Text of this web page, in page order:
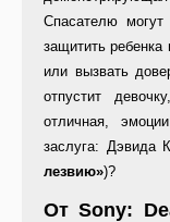
Спасателю
защитить
или вызвать
отпустит
отличная,
заслуга: Дэвида
лезвию»)?
От Sony: